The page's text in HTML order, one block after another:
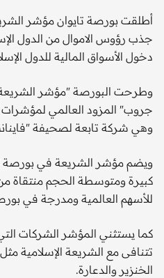
أطلقت بورصة تايوان مؤشر
جذب رؤوس الاموال من الدول
دخول الأسواق المالية للدول
وطرحت البورصة "مؤشر
جروب" المزود العالمي
وهي شركة تابعة لصحيفة
كبيرة ومتوسطة الحجم
للأسهم العالمية ومدرجة في
كما يستثني المؤشر الشركات
تتنافى مع الشريعة الإسلامية
الخنزير والدعارة.